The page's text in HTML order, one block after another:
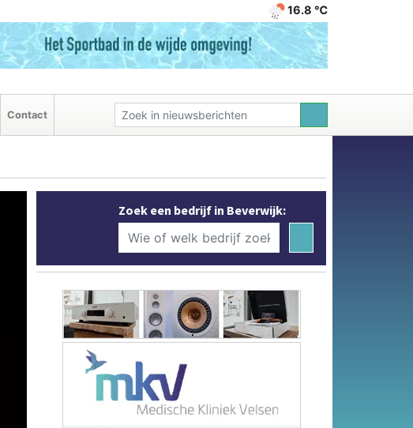
16.8 ℃
Contact
Zoek een bedrijf in Beverwijk: